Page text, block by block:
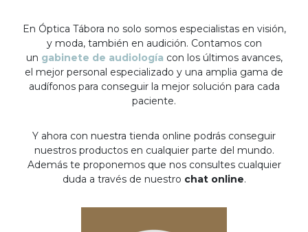
En Óptica Tábora no solo somos especialistas en visión,
y moda, también en audición. Contamos con
un gabinete de audiología con los últimos avances,
el mejor personal especializado y una amplia gama de
audífonos para conseguir la mejor solución para cada
paciente.
Y ahora con nuestra tienda online podrás conseguir
nuestros productos en cualquier parte del mundo.
Además te proponemos que nos consultes cualquier
duda a través de nuestro chat online.